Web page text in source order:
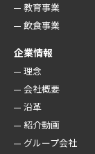
教育事業
飲食事業
企業情報
理念
会社概要
沿革
紹介動画
グループ会社